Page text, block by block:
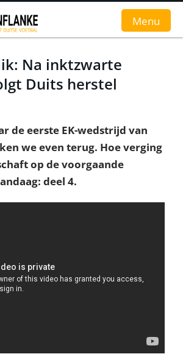
Menu
Na inktzwarte
Duits herstel
de eerste EK-wedstrijd van
we even terug. Hoe verging
op de voorgaande
deel 4.